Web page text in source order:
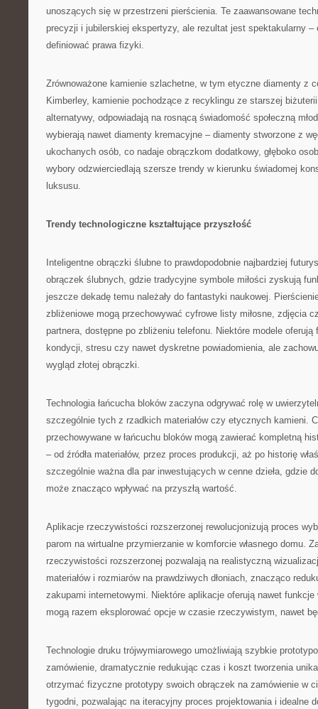
unoszących się w przestrzeni pierścienia. Te zaawansowane
precyzji i jubilerskiej ekspertyzy, ale rezultat jest spektakularny –
definiować prawa fizyki.
Zrównoważone kamienie szlachetne, w tym etyczne diamenty z
Kimberley, kamienie pochodzące z recyklingu ze starszej
alternatywy, odpowiadają na rosnącą świadomość społeczną
wybierają nawet diamenty kremacyjne – diamenty stworzone z
ukochanych osób, co nadaje obrączkom dodatkowy, głęboko
wybory odzwierciedlają szersze trendy w kierunku świadomej
luksusu.
Trendy technologiczne kształtujące przyszłość
Inteligentne obrączki ślubne to prawdopodobnie najbardziej
obrączek ślubnych, gdzie tradycyjne symbole miłości zyskują
jeszcze dekadę temu należały do fantastyki naukowej.
zbliżeniowe mogą przechowywać cyfrowe listy miłosne, zdjęcia
partnera, dostępne po zbliżeniu telefonu. Niektóre modele oferują
kondycji, stresu czy nawet dyskretne powiadomienia, ale
wygląd złotej obrączki.
Technologia łańcucha bloków zaczyna odgrywać rolę w
szczególnie tych z rzadkich materiałów czy etycznych kamieni.
przechowywane w łańcuchu bloków mogą zawierać kompletną
– od źródła materiałów, przez proces produkcji, aż po historię
szczególnie ważna dla par inwestujących w cenne dzieła, gdzie
może znacząco wpływać na przyszłą wartość.
Aplikacje rzeczywistości rozszerzonej rewolucjonizują proces
parom na wirtualne przymierzanie w komforcie własnego domu.
rzeczywistości rozszerzonej pozwalają na realistyczną
materiałów i rozmiarów na prawdziwych dłoniach, znacząco
zakupami internetowymi. Niektóre aplikacje oferują nawet funkcje
mogą razem eksplorować opcje w czasie rzeczywistym, nawet
Technologie druku trójwymiarowego umożliwiają szybkie
zamówienie, dramatycznie redukując czas i koszt tworzenia
otrzymać fizyczne prototypy swoich obrączek na zamówienie w
tygodni, pozwalając na iteracyjny proces projektowania i idealne